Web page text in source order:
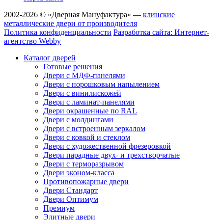
2002-2026 © «Дверная Мануфактура» — клинские
металлические двери от производителя
Политика конфиденциальности Разработка сайта: Интернет-
агентство Webby
Каталог дверей
Готовые решения
Двери с МДФ-панелями
Двери с порошковым напылением
Двери с винилискожей
Двери с ламинат-панелями
Двери окрашенные по RAL
Двери с молдингами
Двери с встроенным зеркалом
Двери с ковкой и стеклом
Двери с художественной фрезеровкой
Двери парадные двух- и трехстворчатые
Двери с терморазрывом
Двери эконом-класса
Противопожарные двери
Двери Стандарт
Двери Оптимум
Премиум
Элитные двери